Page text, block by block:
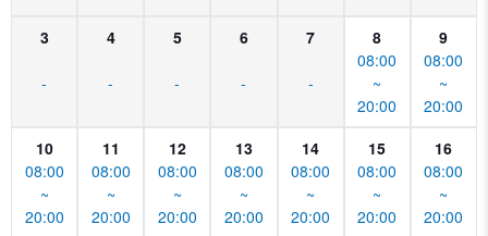
3
-
4
-
5
-
6
-
7
-
8
08:00
~
20:00
9
08:00
~
20:00
10
08:00
~
20:00
11
08:00
~
20:00
12
08:00
~
20:00
13
08:00
~
20:00
14
08:00
~
20:00
15
08:00
~
20:00
16
08:00
~
20:00